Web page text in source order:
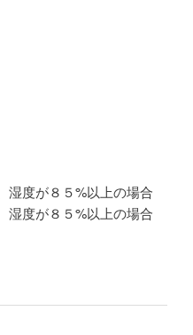
湿度が８５%以上の場合
湿度が８５%以上の場合